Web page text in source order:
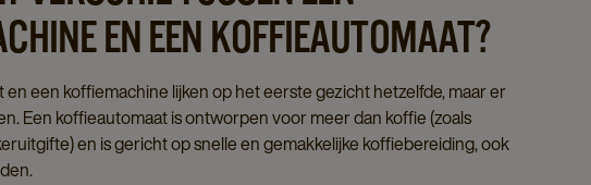
EN EEN KOFFIEAUTOMAAT?
en een koffiemachine lijken op het eerste gezicht hetzelfde, maar er
Een koffieautomaat is ontworpen voor meer dan koffie (zoals
en is gericht op snelle en gemakkelijke koffiebereiding, ook